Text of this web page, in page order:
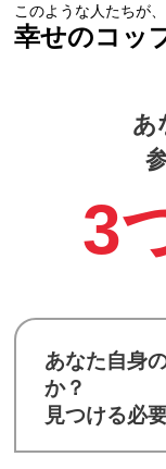
このような人たちが
幸せのコッ
あ
3
あなた自身
か？
見つける必